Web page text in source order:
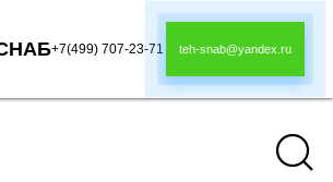
+7(499) 707-23-71 teh-snab@yandex.ru